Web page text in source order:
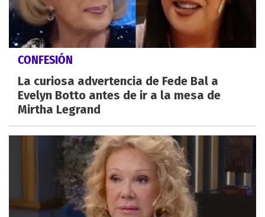
CONFESIÓN
La curiosa advertencia de Fede Bal a
Evelyn Botto antes de ir a la mesa de
Mirtha Legrand